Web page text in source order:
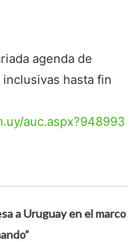
agenda de
hasta fin
auc.aspx?948993
a Uruguay en el marco